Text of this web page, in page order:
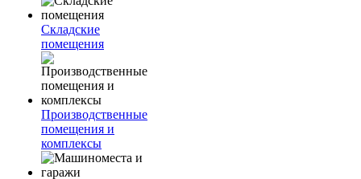
Складские
помещения
Производственные
помещения и
комплексы